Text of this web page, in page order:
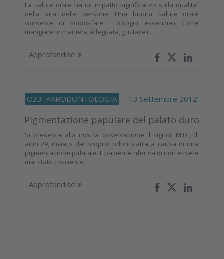
La salute orale ha un impatto significativo sulla qualita`
della vita delle persone. Una buona salute orale
consente di soddisfare i bisogni essenziali, come
mangiare in maniera adeguata, gustare i...
Approfondisci
O33 PARODONTOLOGIA 13 Settembre 2012
Pigmentazione papulare del palato duro
Si presenta alla nostra osservazione il signor M.D., di
anni 29, inviato dal proprio odontoiatra a causa di una
pigmentazione palatale. Il paziente riferiva di non essere
mai stato cosciente...
Approfondisci